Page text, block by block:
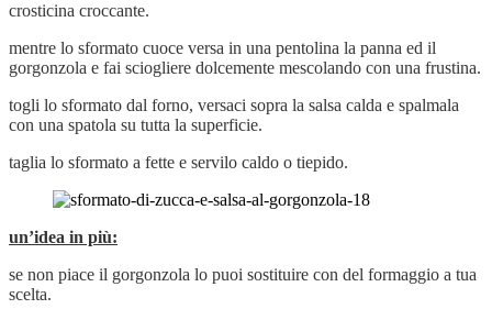
crosticina croccante.
mentre lo sformato cuoce versa in una pentolina la panna ed il
gorgonzola e fai sciogliere dolcemente mescolando con una frustina.
togli lo sformato dal forno, versaci sopra la salsa calda e spalmala
con una spatola su tutta la superficie.
taglia lo sformato a fette e servilo caldo o tiepido.
un’idea in più:
se non piace il gorgonzola lo puoi sostituire con del formaggio a tua
scelta.